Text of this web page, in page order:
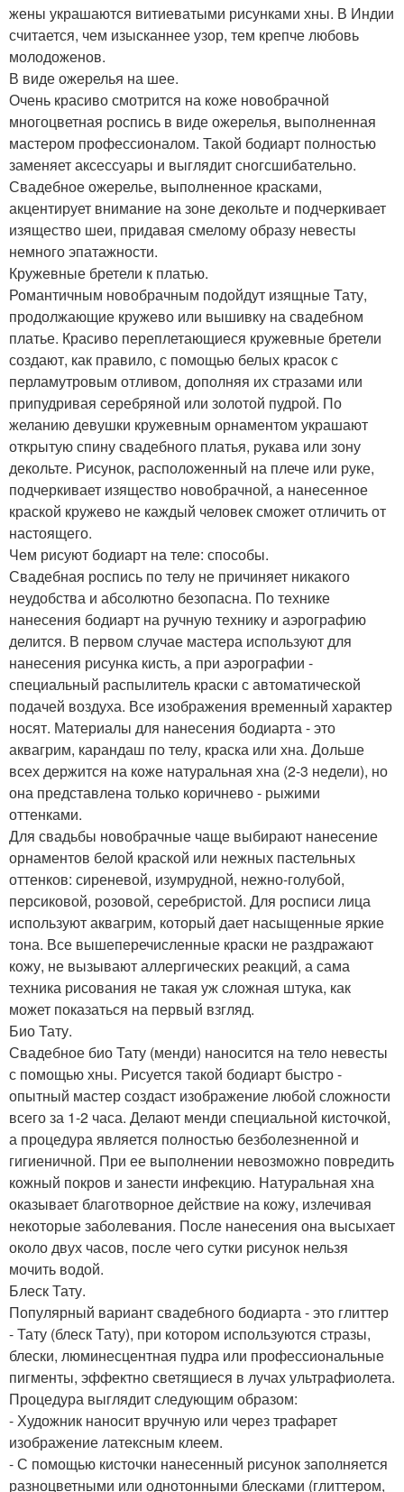
жены украшаются витиеватыми рисунками хны. В Индии
считается, чем изысканнее узор, тем крепче любовь
молодоженов.
В виде ожерелья на шее.
Очень красиво смотрится на коже новобрачной
многоцветная роспись в виде ожерелья, выполненная
мастером профессионалом. Такой бодиарт полностью
заменяет аксессуары и выглядит сногсшибательно.
Свадебное ожерелье, выполненное красками,
акцентирует внимание на зоне декольте и подчеркивает
изящество шеи, придавая смелому образу невесты
немного эпатажности.
Кружевные бретели к платью.
Романтичным новобрачным подойдут изящные Тату,
продолжающие кружево или вышивку на свадебном
платье. Красиво переплетающиеся кружевные бретели
создают, как правило, с помощью белых красок с
перламутровым отливом, дополняя их стразами или
припудривая серебряной или золотой пудрой. По
желанию девушки кружевным орнаментом украшают
открытую спину свадебного платья, рукава или зону
декольте. Рисунок, расположенный на плече или руке,
подчеркивает изящество новобрачной, а нанесенное
краской кружево не каждый человек сможет отличить от
настоящего.
Чем рисуют бодиарт на теле: способы.
Свадебная роспись по телу не причиняет никакого
неудобства и абсолютно безопасна. По технике
нанесения бодиарт на ручную технику и аэрографию
делится. В первом случае мастера используют для
нанесения рисунка кисть, а при аэрографии -
специальный распылитель краски с автоматической
подачей воздуха. Все изображения временный характер
носят. Материалы для нанесения бодиарта - это
аквагрим, карандаш по телу, краска или хна. Дольше
всех держится на коже натуральная хна (2-3 недели), но
она представлена только коричнево - рыжими
оттенками.
Для свадьбы новобрачные чаще выбирают нанесение
орнаментов белой краской или нежных пастельных
оттенков: сиреневой, изумрудной, нежно-голубой,
персиковой, розовой, серебристой. Для росписи лица
используют аквагрим, который дает насыщенные яркие
тона. Все вышеперечисленные краски не раздражают
кожу, не вызывают аллергических реакций, а сама
техника рисования не такая уж сложная штука, как
может показаться на первый взгляд.
Био Тату.
Свадебное био Тату (менди) наносится на тело невесты
с помощью хны. Рисуется такой бодиарт быстро -
опытный мастер создаст изображение любой сложности
всего за 1-2 часа. Делают менди специальной кисточкой,
а процедура является полностью безболезненной и
гигиеничной. При ее выполнении невозможно повредить
кожный покров и занести инфекцию. Натуральная хна
оказывает благотворное действие на кожу, излечивая
некоторые заболевания. После нанесения она высыхает
около двух часов, после чего сутки рисунок нельзя
мочить водой.
Блеск Тату.
Популярный вариант свадебного бодиарта - это глиттер
- Тату (блеск Тату), при котором используются стразы,
блески, люминесцентная пудра или профессиональные
пигменты, эффектно светящиеся в лучах ультрафиолета.
Процедура выглядит следующим образом:
- Художник наносит вручную или через трафарет
изображение латексным клеем.
- С помощью кисточки нанесенный рисунок заполняется
разноцветными или однотонными блесками (глиттером,